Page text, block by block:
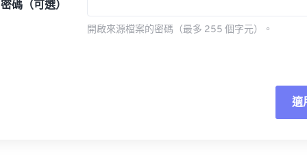
密碼（可選）
開啟來源檔案的密碼（最多 255 個字元）。
適